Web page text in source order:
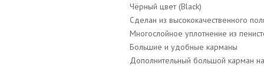
Чёрный цвет (Black)
Сделан из высококачественного
Многослойное уплотнение из
Большие и удобные карманы
Дополнительный большой карман